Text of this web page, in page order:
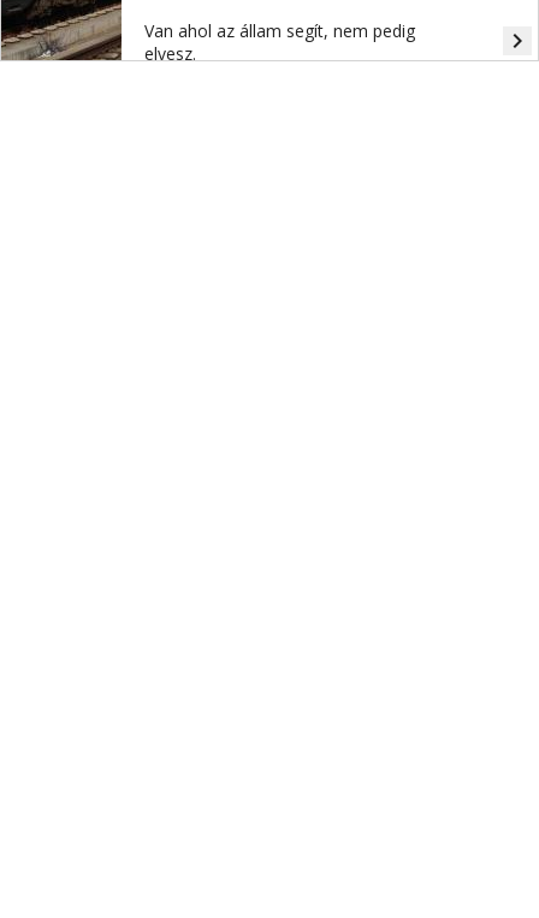
Van ahol az állam segít, nem pedig
elvesz.
navigate_next